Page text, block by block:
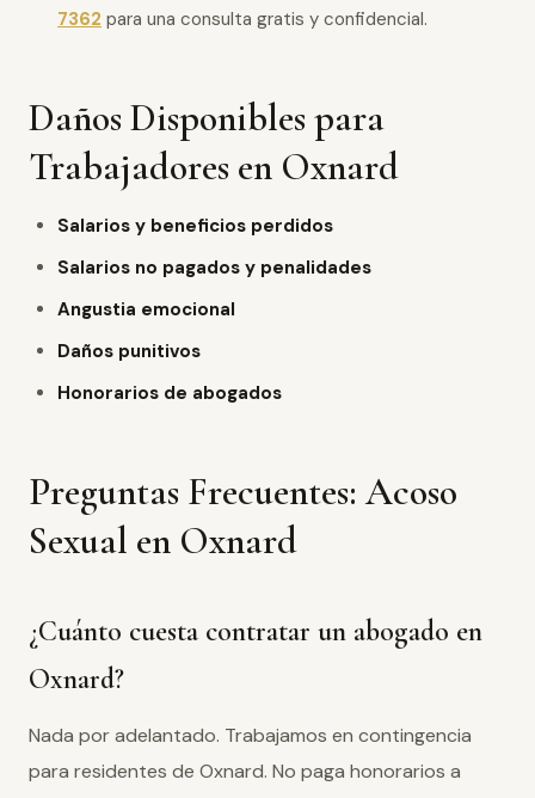
7362 para una consulta gratis y confidencial.
Daños Disponibles para
Trabajadores en Oxnard
Salarios y beneficios perdidos
Salarios no pagados y penalidades
Angustia emocional
Daños punitivos
Honorarios de abogados
Preguntas Frecuentes: Acoso
Sexual en Oxnard
¿Cuánto cuesta contratar un abogado en
Oxnard?
Nada por adelantado. Trabajamos en contingencia
para residentes de Oxnard. No paga honorarios a